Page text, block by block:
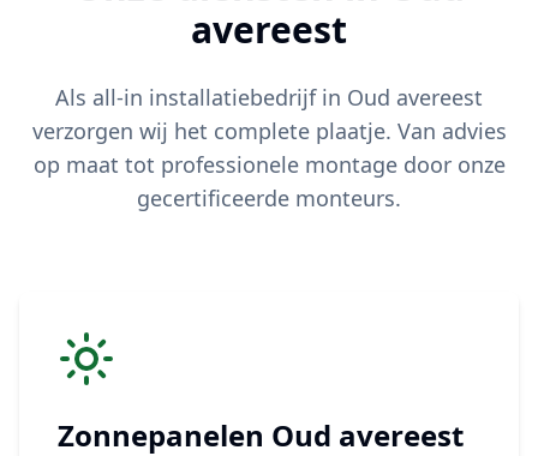
avereest
Als all-in installatiebedrijf in Oud avereest
verzorgen wij het complete plaatje. Van advies
op maat tot professionele montage door onze
gecertificeerde monteurs.
Zonnepanelen Oud avereest